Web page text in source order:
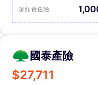
超額責任險
國泰產險
$27,711